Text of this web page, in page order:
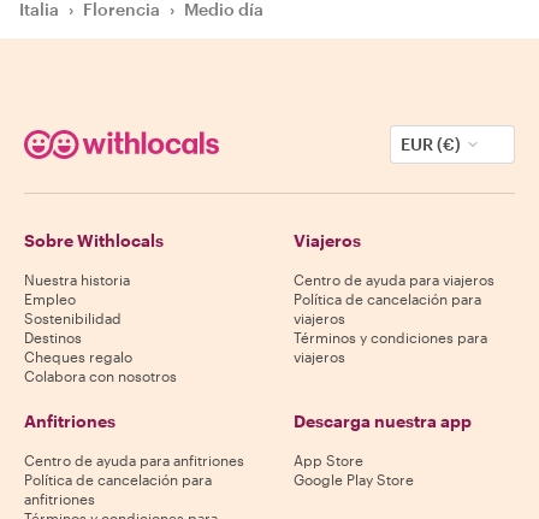
Italia › Florencia › Medio día
EUR (€)
Sobre Withlocals
Nuestra historia
Empleo
Sostenibilidad
Destinos
Cheques regalo
Colabora con nosotros
Viajeros
Centro de ayuda para viajeros
Política de cancelación para
viajeros
Términos y condiciones para
viajeros
Anfitriones
Centro de ayuda para anfitriones
Política de cancelación para
anfitriones
Descarga nuestra app
App Store
Google Play Store